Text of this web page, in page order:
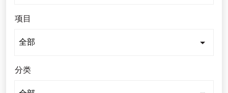
项目
分类